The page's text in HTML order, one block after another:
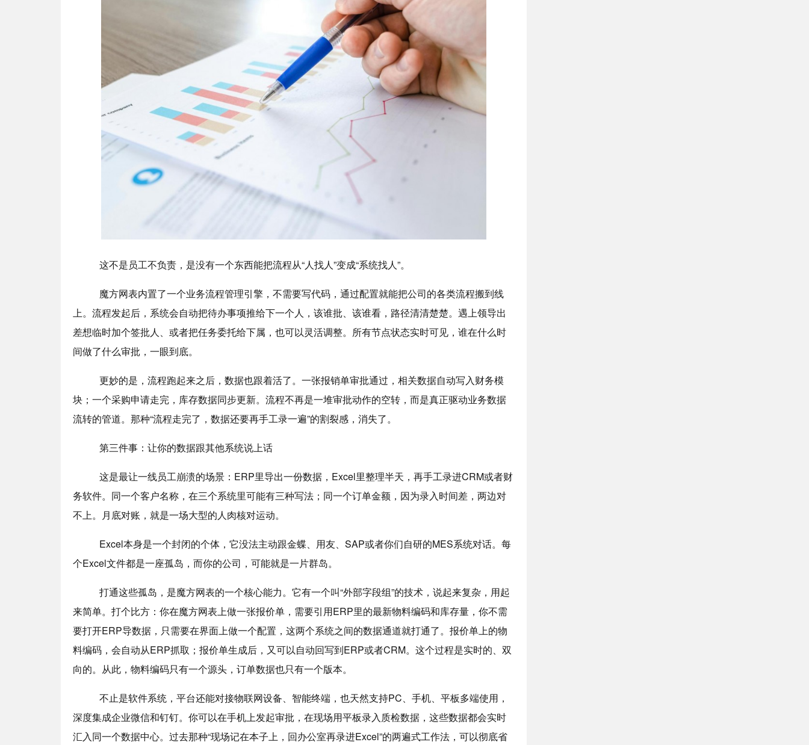
这不是员工不负责，是没有一个东西能把流程从“人找人”变成“系统找人”。
魔方网表内置了一个业务流程管理引擎，不需要写代码，通过配置就能把公司的各类流程搬到线
上。流程发起后，系统会自动把待办事项推给下一个人，该谁批、该谁看，路径清清楚楚。遇上领导出
差想临时加个签批人、或者把任务委托给下属，也可以灵活调整。所有节点状态实时可见，谁在什么时
间做了什么审批，一眼到底。
更妙的是，流程跑起来之后，数据也跟着活了。一张报销单审批通过，相关数据自动写入财务模
块；一个采购申请走完，库存数据同步更新。流程不再是一堆审批动作的空转，而是真正驱动业务数据
流转的管道。那种“流程走完了，数据还要再手工录一遍”的割裂感，消失了。
第三件事：让你的数据跟其他系统说上话
这是最让一线员工崩溃的场景：ERP里导出一份数据，Excel里整理半天，再手工录进CRM或者财
务软件。同一个客户名称，在三个系统里可能有三种写法；同一个订单金额，因为录入时间差，两边对
不上。月底对账，就是一场大型的人肉核对运动。
Excel本身是一个封闭的个体，它没法主动跟金蝶、用友、SAP或者你们自研的MES系统对话。每
个Excel文件都是一座孤岛，而你的公司，可能就是一片群岛。
打通这些孤岛，是魔方网表的一个核心能力。它有一个叫“外部字段组”的技术，说起来复杂，用起
来简单。打个比方：你在魔方网表上做一张报价单，需要引用ERP里的最新物料编码和库存量，你不需
要打开ERP导数据，只需要在界面上做一个配置，这两个系统之间的数据通道就打通了。报价单上的物
料编码，会自动从ERP抓取；报价单生成后，又可以自动回写到ERP或者CRM。这个过程是实时的、双
向的。从此，物料编码只有一个源头，订单数据也只有一个版本。
不止是软件系统，平台还能对接物联网设备、智能终端，也天然支持PC、手机、平板多端使用，
深度集成企业微信和钉钉。你可以在手机上发起审批，在现场用平板录入质检数据，这些数据都会实时
汇入同一个数据中心。过去那种“现场记在本子上，回办公室再录进Excel”的两遍式工作法，可以彻底省